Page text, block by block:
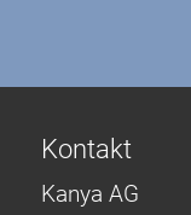
Kontakt
Kanya AG